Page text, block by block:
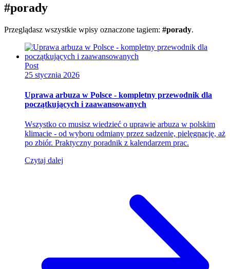
#porady
Przeglądasz wszystkie wpisy oznaczone tagiem: #porady.
Post
25 stycznia 2026
Uprawa arbuza w Polsce - kompletny przewodnik dla
początkujących i zaawansowanych
Wszystko co musisz wiedzieć o uprawie arbuza w polskim
klimacie - od wyboru odmiany przez sadzenie, pielęgnację, aż
po zbiór. Praktyczny poradnik z kalendarzem prac.
Czytaj dalej